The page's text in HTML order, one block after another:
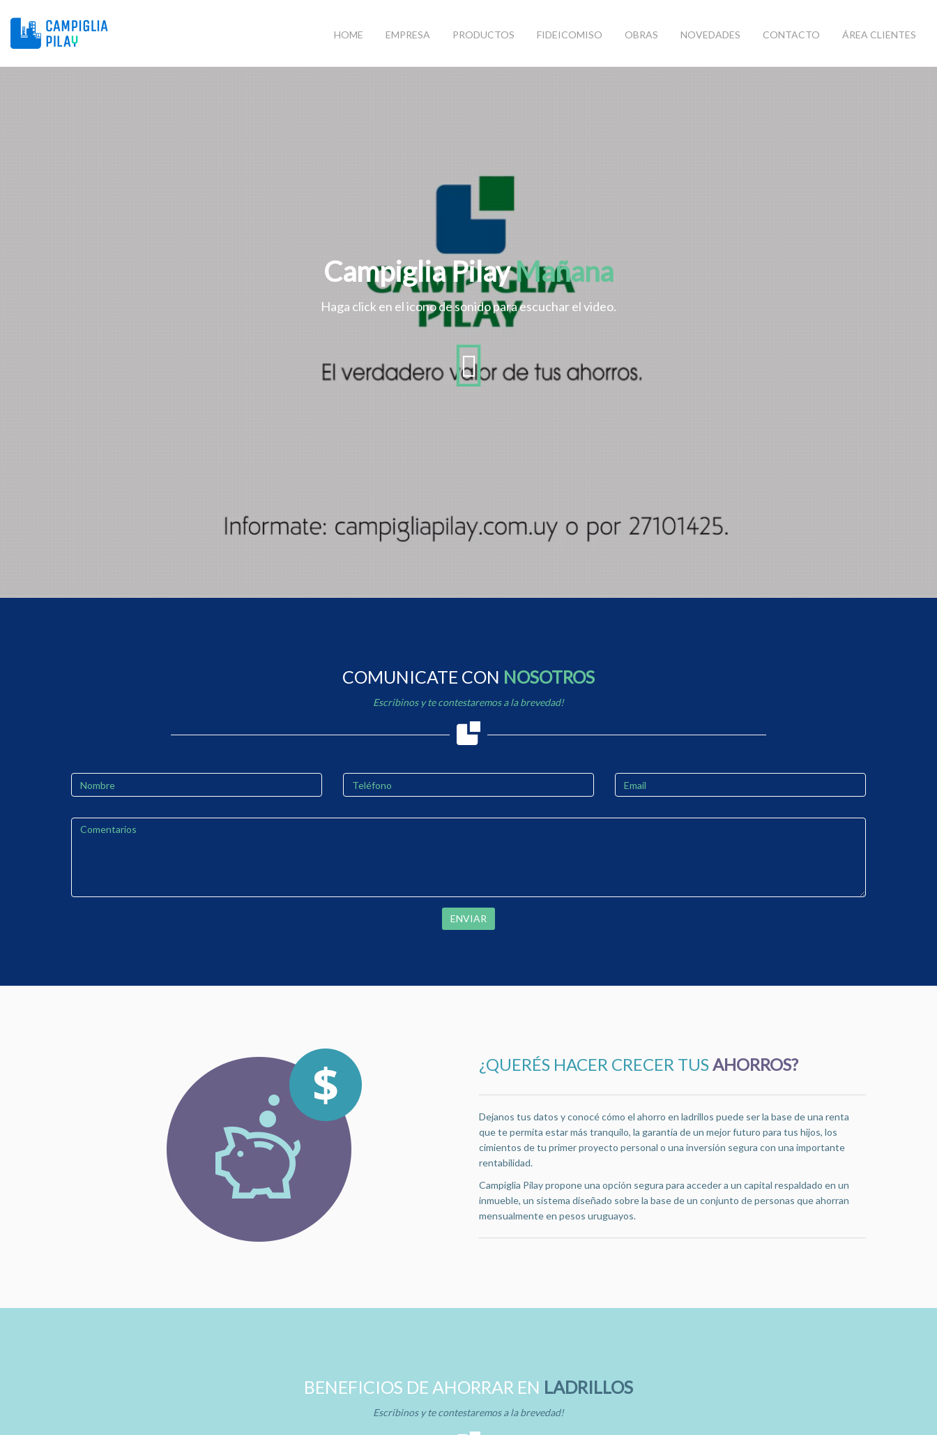
HOME EMPRESA PRODUCTOS FIDEICOMISO OBRAS NOVEDADES CONTACTO ÁREA CLIENTES
Campiglia PilayMañana
Haga click en el icono de sonido para escuchar el video.
COMUNICATE CON NOSOTROS
Escribinos y te contestaremos a la brevedad!
ENVIAR
¿QUERÉS HACER CRECER TUSAHORROS?
Dejanos tus datos y conocé cómo el ahorro en ladrillos puede ser la base de una renta
que te permita estar más tranquilo, la garantía de un mejor futuro para tus hijos, los
cimientos de tu primer proyecto personal o una inversión segura con una importante
rentabilidad.
Campiglia Pilay propone una opción segura para acceder a un capital respaldado en un
inmueble, un sistema diseñado sobre la base de un conjunto de personas que ahorran
mensualmente en pesos uruguayos.
BENEFICIOS DE AHORRAR EN LADRILLOS
Escribinos y te contestaremos a la brevedad!